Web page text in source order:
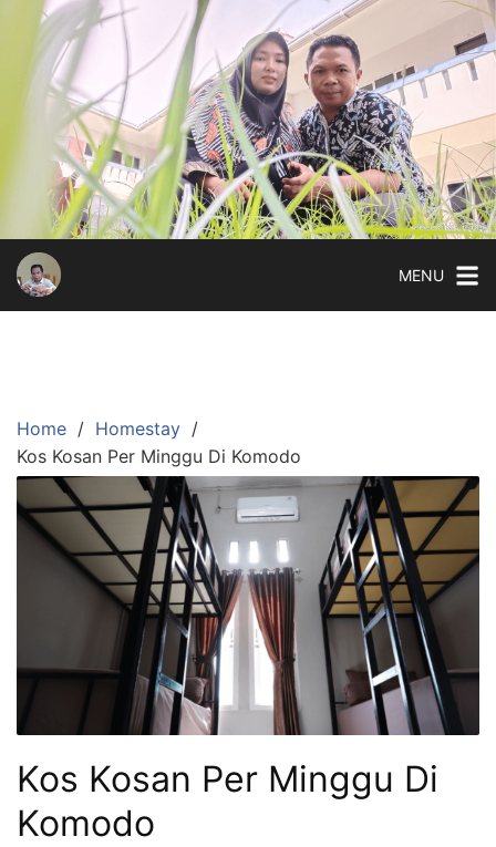
content
MENU
Home
Homestay
Kos Kosan Per Minggu Di Komodo
Kos Kosan Per Minggu Di
Komodo